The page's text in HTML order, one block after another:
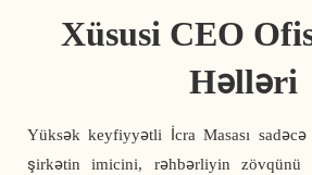
Xüsusi CEO
Həlləri
Yüksək keyfiyyətli İcra Masası
şirkətin imicini, rəhbərliyin